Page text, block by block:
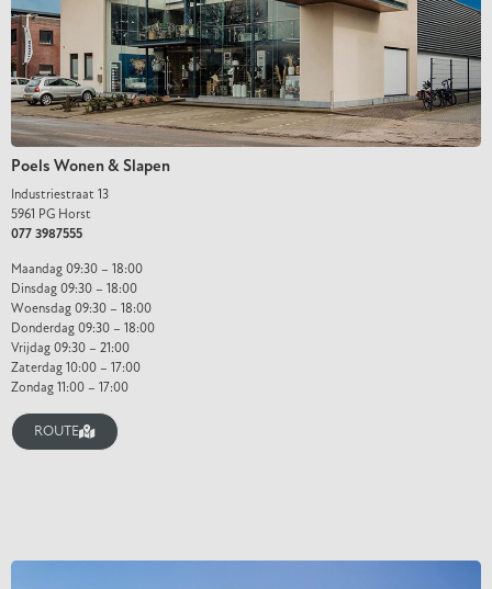
Poels Wonen & Slapen
Industriestraat 13
5961 PG Horst
077 3987555
Maandag 09:30 – 18:00
Dinsdag 09:30 – 18:00
Woensdag 09:30 – 18:00
Donderdag 09:30 – 18:00
Vrijdag 09:30 – 21:00
Zaterdag 10:00 – 17:00
Zondag 11:00 – 17:00
ROUTE